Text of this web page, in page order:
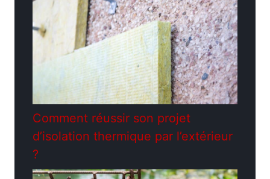
Comment réussir son projet
d’isolation thermique par l’extérieur
?